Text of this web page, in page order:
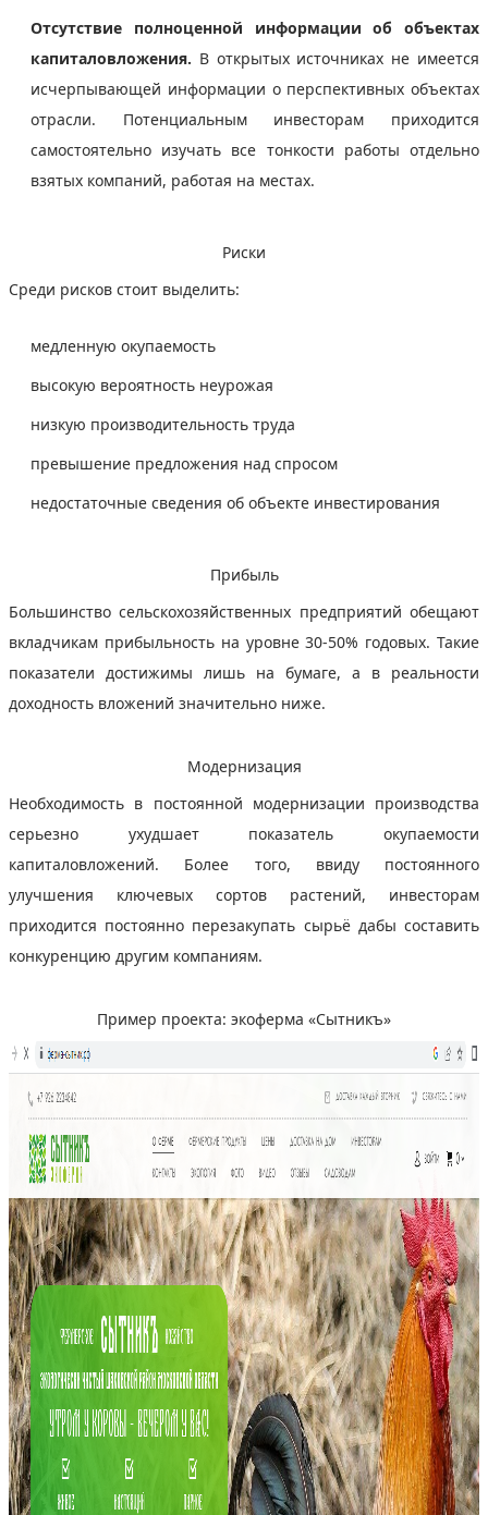
Отсутствие полноценной информации об объектах
капиталовложения. В открытых источниках не имеется
исчерпывающей информации о перспективных объектах
отрасли. Потенциальным инвесторам приходится
самостоятельно изучать все тонкости работы отдельно
взятых компаний, работая на местах.
Риски
Среди рисков стоит выделить:
медленную окупаемость
высокую вероятность неурожая
низкую производительность труда
превышение предложения над спросом
недостаточные сведения об объекте инвестирования
Прибыль
Большинство сельскохозяйственных предприятий обещают
вкладчикам прибыльность на уровне 30-50% годовых. Такие
показатели достижимы лишь на бумаге, а в реальности
доходность вложений значительно ниже.
Модернизация
Необходимость в постоянной модернизации производства
серьезно ухудшает показатель окупаемости
капиталовложений. Более того, ввиду постоянного
улучшения ключевых сортов растений, инвесторам
приходится постоянно перезакупать сырьё дабы составить
конкуренцию другим компаниям.
Пример проекта: экоферма «Сытникъ»